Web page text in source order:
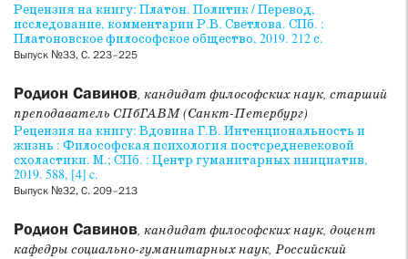
Рецензия на книгу: Платон. Политик / Перевод,
исследование, комментарии Р.В. Светлова. СПб. :
Платоновское философское общество, 2019. 212 с.
Выпуск №33, С. 223–225
Родион Савинов, кандидат философских наук, старший
преподаватель СПбГАВМ (Санкт-Петербург)
Рецензия на книгу: Вдовина Г.В. Интенциональность и
жизнь : Философская психология постсредневековой
схоластики. М.; СПб. : Центр гуманитарных инициатив,
2019. 588, [4] c.
Выпуск №32, С. 209–213
Родион Савинов, кандидат философских наук, доцент
кафедры социально-гуманитарных наук, Российский